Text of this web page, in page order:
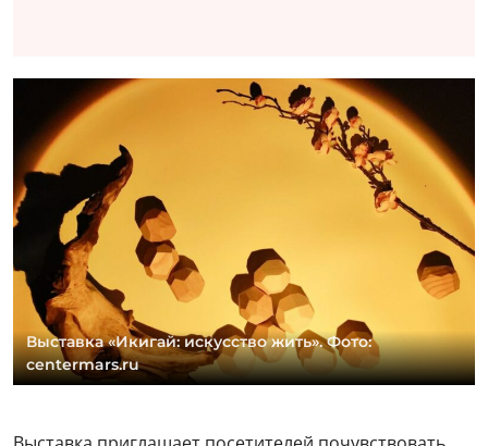
Выставка «Икигай: искусство жить». Фото:
centermars.ru